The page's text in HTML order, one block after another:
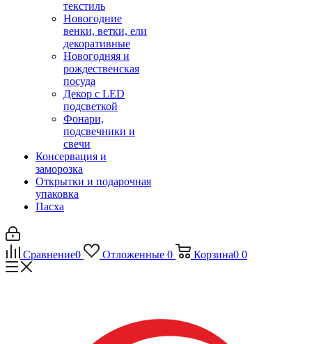
текстиль
Новогодние
венки, ветки, ели
декоративные
Новогодняя и
рождественская
посуда
Декор с LED
подсветкой
Фонари,
подсвечники и
свечи
Консервация и
заморозка
Открытки и подарочная
упаковка
Пасха
Сравнение0 Отложенные 0 Корзина0 0